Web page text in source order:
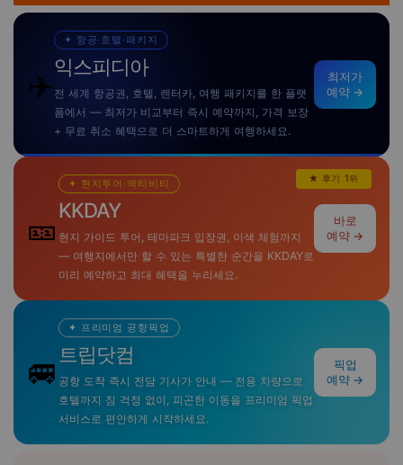
✈️
✦ 항공·호텔·패키지
익스피디아
전 세계 항공권, 호텔, 렌터카, 여행 패키지를 한 플랫
폼에서 — 최저가 비교부터 즉시 예약까지, 가격 보장
+ 무료 취소 혜택으로 더 스마트하게 여행하세요.
최저가
예약 →
★ 후기 1위
🎫
✦ 현지투어·액티비티
KKDAY
현지 가이드 투어, 테마파크 입장권, 이색 체험까지
— 여행지에서만 할 수 있는 특별한 순간을 KKDAY로
미리 예약하고 최대 혜택을 누리세요.
바로
예약 →
🚐
✦ 프리미엄 공항픽업
트립닷컴
공항 도착 즉시 전담 기사가 안내 — 전용 차량으로
호텔까지 짐 걱정 없이, 피곤한 이동을 프리미엄 픽업
서비스로 편안하게 시작하세요.
픽업
예약 →